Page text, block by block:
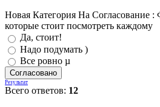
Новая Категория На Согласование
которые стоит посмотреть каждому
Да, стоит!
Надо подумать )
Все ровно µ
Результат
Всего ответов: 12